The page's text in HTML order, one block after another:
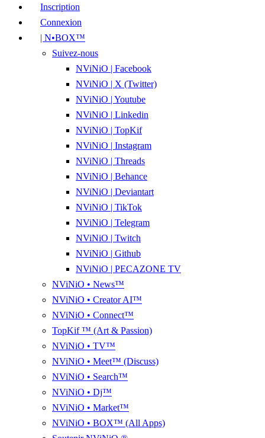
Inscription
Connexion
| N•BOX™
Suivez-nous
NViNiO | Facebook
NViNiO | X (Twitter)
NViNiO | Youtube
NViNiO | Linkedin
NViNiO | TopKif
NViNiO | Instagram
NViNiO | Threads
NViNiO | Behance
NViNiO | Deviantart
NViNiO | TikTok
NViNiO | Telegram
NViNiO | Twitch
NViNiO | Github
NViNiO | PECAZONE TV
NViNiO • News™
NViNiO • Creator AI™
NViNiO • Connect™
TopKif ™ (Art & Passion)
NViNiO • TV™
NViNiO • Meet™ (Discuss)
NViNiO • Search™
NViNiO • Dj™
NViNiO • Market™
NViNiO • BOX™ (All Apps)